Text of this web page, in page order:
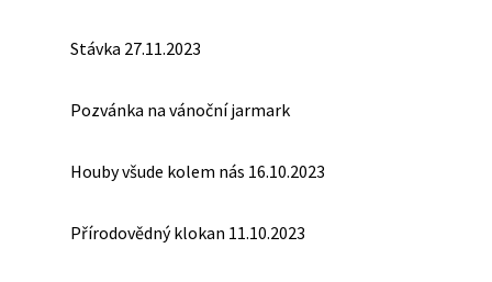
Stávka 27.11.2023
Pozvánka na vánoční jarmark
Houby všude kolem nás 16.10.2023
Přírodovědný klokan 11.10.2023